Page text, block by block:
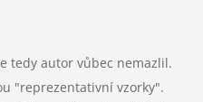
tedy autor vůbec nemazlil.
"reprezentativní vzorky".